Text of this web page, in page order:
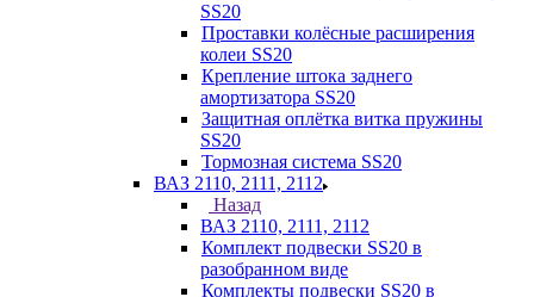
SS20
Проставки колёсные расширения
колеи SS20
Крепление штока заднего
амортизатора SS20
Защитная оплётка витка пружины
SS20
Тормозная система SS20
ВАЗ 2110, 2111, 2112
Назад
ВАЗ 2110, 2111, 2112
Комплект подвески SS20 в
разобранном виде
Комплекты подвески SS20 в